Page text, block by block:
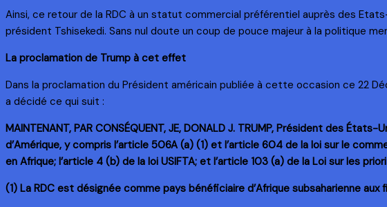
Ainsi, ce retour de la RDC à un statut commercial préférentiel auprès des
président Tshisekedi. Sans nul doute un coup de pouce majeur à la politique
La proclamation de Trump à cet effet
Dans la proclamation du Président américain publiée à cette occasion ce 22
a décidé ce qui suit :
MAINTENANT, PAR CONSÉQUENT, JE, DONALD J. TRUMP, Président des
d’Amérique, y compris l’article 506A (a) (1) et l’article 604 de la loi sur le
en Afrique; l’article 4 (b) de la loi USIFTA; et l’article 103 (a) de la Loi sur les
(1) La RDC est désignée comme pays bénéficiaire d’Afrique subsaharienne